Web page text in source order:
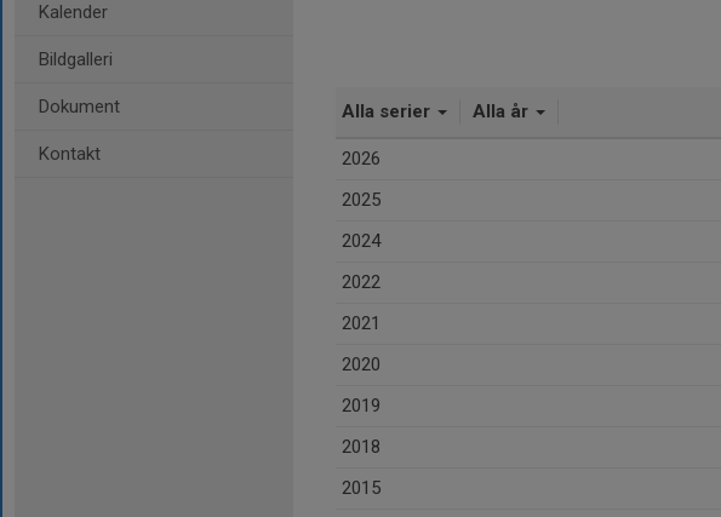
Kalender
Bildgalleri
Dokument
Kontakt
Alla serier Alla år
2026
2025
2024
2022
2021
2020
2019
2018
2015